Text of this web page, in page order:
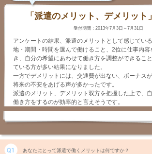
「派遣のメリット、デメリット
受付期間：2013年7月3日～7月31日
アンケートの結果、派遣のメリットとして感じてい
地・期間・時間を選んで働けること、2位に仕事内
き、自分の希望にあわせて働き方を調整ができるこ
ている方が多い結果になりました。
一方でデメリットには、交通費が出ない、ボーナス
将来の不安をあげる声が多かったです。
派遣のメリット、デメリット双方を把握した上で、
働き方をするのが効率的と言えそうです。
あなたにとって派遣で働くメリットは何ですか？